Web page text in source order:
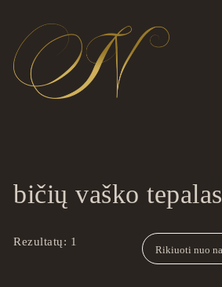
Skip to content
bičių vaško tepalas
Rezultatų: 1